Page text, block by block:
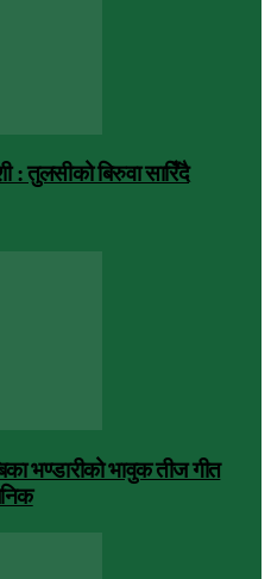
: तुलसीको बिरुवा सारिँदै
भण्डारीको भावुक तीज गीत